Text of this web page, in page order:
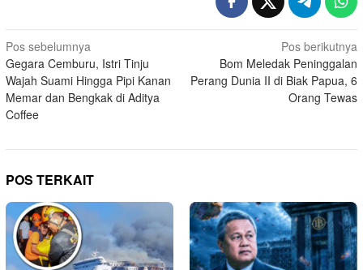
Navigasi
pos
Pos sebelumnya
Gegara Cemburu, Istri Tinju
Wajah Suami Hingga Pipi Kanan
Memar dan Bengkak di Aditya
Coffee
Pos berikutnya
Bom Meledak Peninggalan
Perang Dunia II di Biak Papua, 6
Orang Tewas
POS TERKAIT